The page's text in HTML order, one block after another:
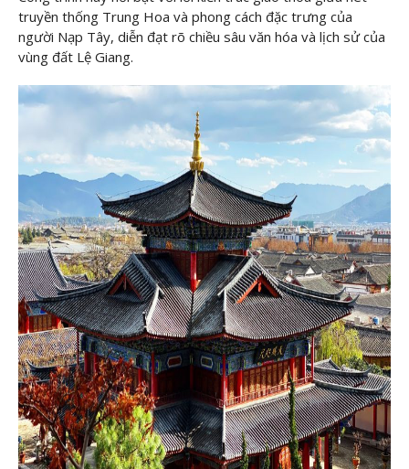
truyền thống Trung Hoa và phong cách đặc trưng của
người Nạp Tây, diễn đạt rõ chiều sâu văn hóa và lịch sử của
vùng đất Lệ Giang.